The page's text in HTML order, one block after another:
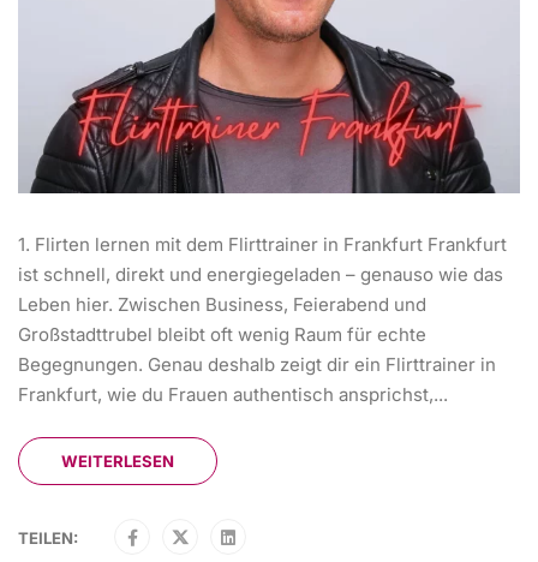
1. Flirten lernen mit dem Flirttrainer in Frankfurt Frankfurt
ist schnell, direkt und energiegeladen – genauso wie das
Leben hier. Zwischen Business, Feierabend und
Großstadttrubel bleibt oft wenig Raum für echte
Begegnungen. Genau deshalb zeigt dir ein Flirttrainer in
Frankfurt, wie du Frauen authentisch ansprichst,...
WEITERLESEN
TEILEN: